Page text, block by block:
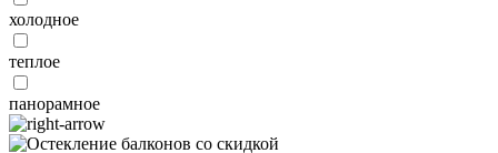
холодное
теплое
панорамное